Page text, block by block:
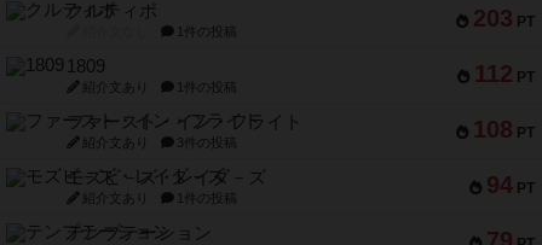
203 PT
クルティボ
1件の投稿
112 PT
1809
紹介文あり 1件の投稿
108 PT
ファースト・イン・フライト
紹介文あり 3件の投稿
94 PT
モズビ－ズ・レイダ－ズ
紹介文あり 1件の投稿
テンプテーション